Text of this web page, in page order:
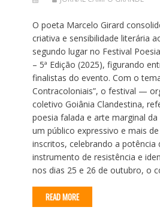
O poeta Marcelo Girard
criativa e sensibilidade literária
segundo lugar no Festival
– 5ª Edição (2025), figurando
finalistas do evento. Com o
Contracoloniais”, o festival —
coletivo Goiânia Clandestina,
poesia falada e arte marginal
um público expressivo e mais
inscritos, celebrando a potência
instrumento de resistência e
nos dias 25 e 26 de outubro, o
READ MORE